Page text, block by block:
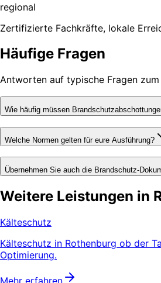
regional
Zertifizierte Fachkräfte, lokale
Häufige Fragen
Antworten auf typische Fragen
Wie häufig müssen
Welche Normen gelten für eure Ausführung?
Übernehmen Sie auch die Brandschutz-
Weitere Leistungen in
Kälteschutz
Kälteschutz in Rothenburg ob der
Optimierung.